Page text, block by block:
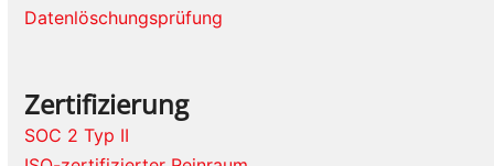
Datenlöschungsprüfung
Zertifizierung
SOC 2 Typ II